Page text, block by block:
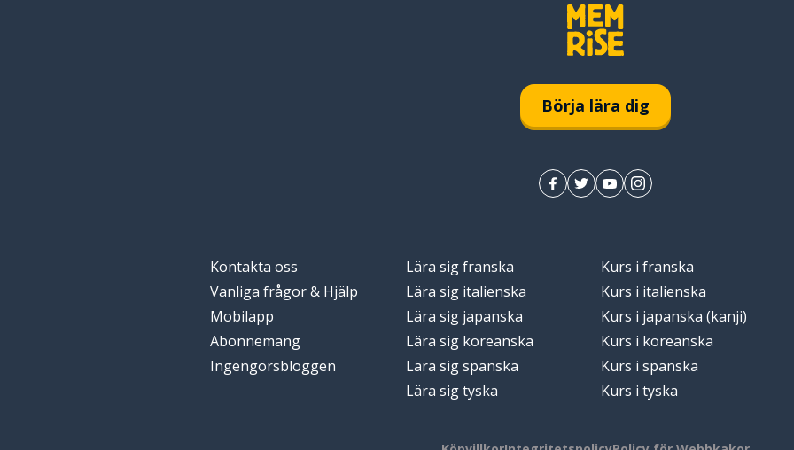
Börja lära dig
Kontakta oss
Vanliga frågor & Hjälp
Mobilapp
Abonnemang
Ingengörsbloggen
Lära sig franska
Lära sig italienska
Lära sig japanska
Lära sig koreanska
Lära sig spanska
Lära sig tyska
Kurs i franska
Kurs i italienska
Kurs i japanska (kanji)
Kurs i koreanska
Kurs i spanska
Kurs i tyska